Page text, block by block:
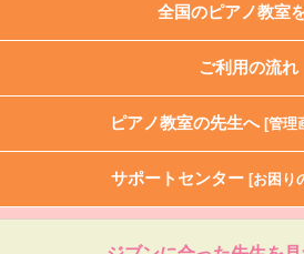
全国のピアノ教室
ご利用の流れ
ピアノ教室の先生へ [管理
サポートセンター [お困り